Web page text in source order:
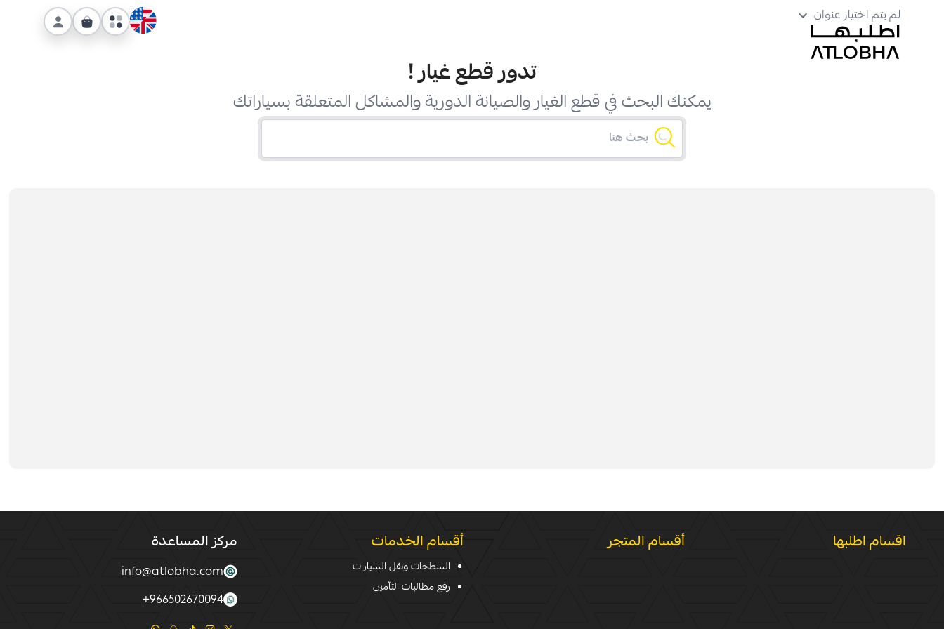
لم يتم اختيار عنوان
تدور قطع غيار!
يمكنك البحث في قطع الغيار والصيانة الدورية والمشاكل المتعلقة بسياراتك
اقسام اطلبها أقسام المتجر أقسام الخدمات
السطحات ونقل السيارات
رفع مطالبات التأمين
مركز المساعدة
info@atlobha.com
966502670094
+